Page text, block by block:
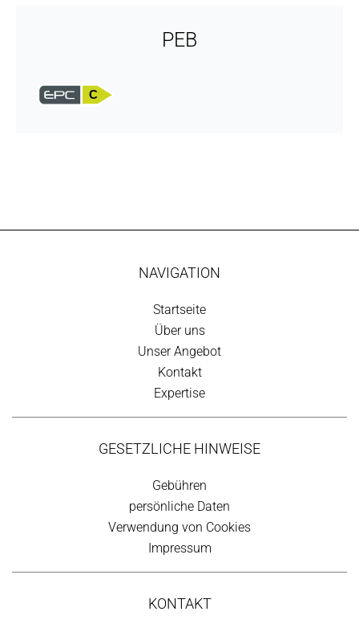
PEB
C
NAVIGATION
Startseite
Über uns
Unser Angebot
Kontakt
Expertise
GESETZLICHE HINWEISE
Gebühren
persönliche Daten
Verwendung von Cookies
Impressum
KONTAKT